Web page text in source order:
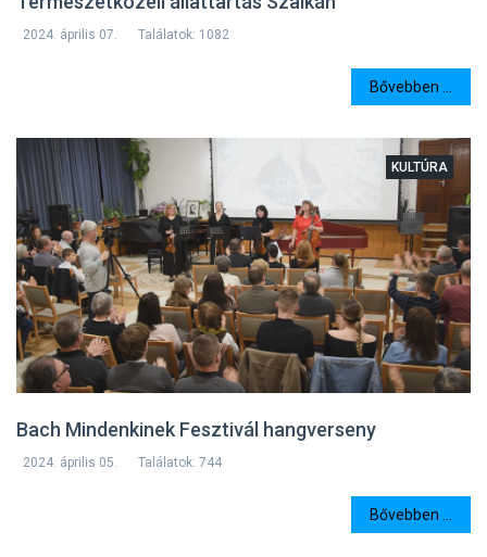
2024. április 07. Találatok: 1082
Bővebben ...
Bach Mindenkinek Fesztivál hangverseny
KULTÚRA
2024. április 05. Találatok: 744
Bővebben ...